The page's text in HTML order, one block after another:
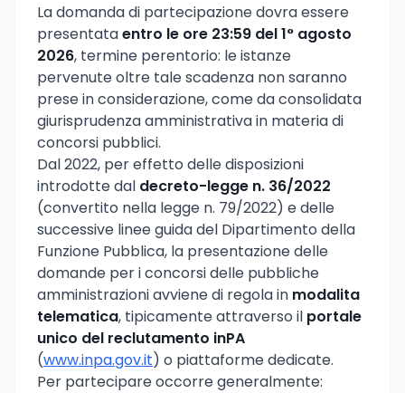
La domanda di partecipazione dovra essere
presentataentro le ore 23:59 del 1° agosto
2026, termine perentorio: le istanze
pervenute oltre tale scadenza non saranno
prese in considerazione, come da consolidata
giurisprudenza amministrativa in materia di
concorsi pubblici.
Dal 2022, per effetto delle disposizioni
introdotte dal decreto-legge n. 36/2022
(convertito nella legge n. 79/2022) e delle
successive linee guida del Dipartimento della
Funzione Pubblica, la presentazione delle
domande per i concorsi delle pubbliche
amministrazioni avviene di regola in modalita
telematica, tipicamente attraverso il portale
unico del reclutamento inPA
(www.inpa.gov.it) o piattaforme dedicate.
Per partecipare occorre generalmente: